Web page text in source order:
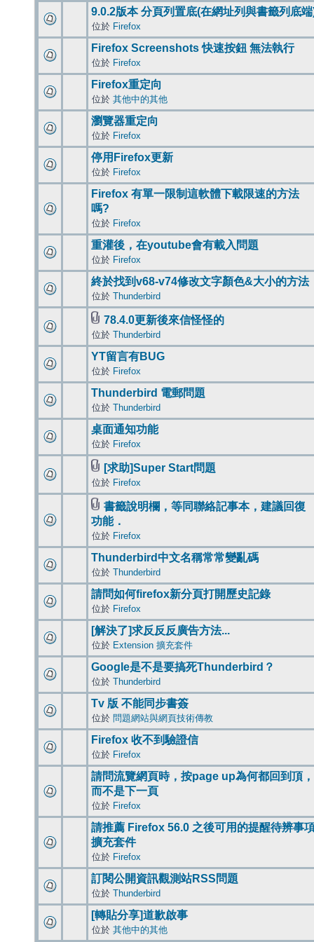
9.0.2版本 分頁列置底(在網址列與書籤列底
位於 Firefox
Firefox Screenshots 快速按鈕 無法執行
位於 Firefox
Firefox重定向
位於 其他中的其他
瀏覽器重定向
位於 Firefox
停用Firefox更新
位於 Firefox
Firefox 有單一限制這軟體下載限速的方法
嗎?
位於 Firefox
重灌後，在youtube會有載入問題
位於 Firefox
終於找到v68-v74修改文字顏色&大小的方法
位於 Thunderbird
78.4.0更新後來信怪怪的
位於 Thunderbird
YT留言有BUG
位於 Firefox
Thunderbird 電郵問題
位於 Thunderbird
桌面通知功能
位於 Firefox
[求助]Super Start問題
位於 Firefox
書籤說明欄，等同聯絡記事本，建議回復
功能．
位於 Firefox
Thunderbird中文名稱常常變亂碼
位於 Thunderbird
請問如何firefox新分頁打開歷史記錄
位於 Firefox
[解決了]求反反反廣告方法...
位於 Extension 擴充套件
Google是不是要搞死Thunderbird？
位於 Thunderbird
Tv 版 不能同步書簽
位於 問題網站與網頁技術傳教
Firefox 收不到驗證信
位於 Firefox
請問流覽網頁時，按page up為何都回到頂，
而不是下一頁
位於 Firefox
請推薦 Firefox 56.0 之後可用的提醒待辨事
擴充套件
位於 Firefox
訂閱公開資訊觀測站RSS問題
位於 Thunderbird
[轉貼分享]道歉啟事
位於 其他中的其他